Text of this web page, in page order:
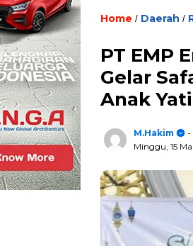
Home / Daerah /
PT EMP
Gelar
Anak
M.Hakim
-
Minggu, 15